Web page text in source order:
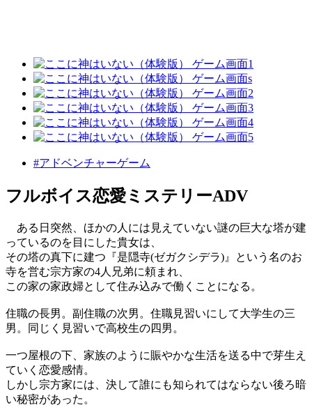
#アドベンチャーゲーム
フルボイス恋愛ミステリーADV
ある日突然、ほかの人には見えていない謎の巨大な塔が建
っているのを目にした貴女は、
その塔の真下に建つ『是隠寺(ゼガクシデラ)』という名のお
寺を営む宗方家の4人兄弟に頼まれ、
この家の家政婦として住み込みで働くことになる。
住職の長男。副住職の次男。住職見習いにして大学生の三
男。同じく見習いで高校生の四男。
一つ屋根の下、家族のように賑やかな生活を送る中で芽生え
ていく恋愛感情。
しかし宗方家には、決して誰にも知られてはならない後ろ暗
い秘密があった。